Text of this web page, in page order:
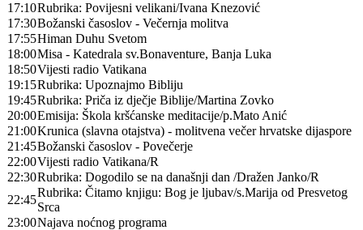
17:10Rubrika: Povijesni velikani/Ivana Knezović
17:30Božanski časoslov - Večernja molitva
17:55Himan Duhu Svetom
18:00Misa - Katedrala sv.Bonaventure, Banja Luka
18:50Vijesti radio Vatikana
19:15Rubrika: Upoznajmo Bibliju
19:45Rubrika: Priča iz dječje Biblije/Martina Zovko
20:00Emisija: Škola kršćanske meditacije/p.Mato Anić
21:00Krunica (slavna otajstva) - molitvena večer hrvatske dijaspore
21:45Božanski časoslov - Povečerje
22:00Vijesti radio Vatikana/R
22:30Rubrika: Dogodilo se na današnji dan /Dražen Janko/R
22:45
Rubrika: Čitamo knjigu: Bog je ljubav/s.Marija od Presvetog
Srca
23:00Najava noćnog programa